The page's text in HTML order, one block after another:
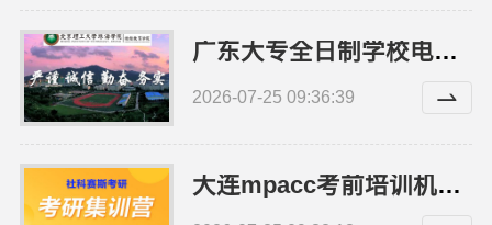
广东大专全日制学校电话-北京理工大学珠海学院继教院
2026-07-25 09:36:39
大连mpacc考前培训机构-社科赛斯服务人才伴您成长